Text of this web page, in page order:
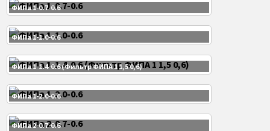
Кипятильные (конвективные) трубы ДКВр
Коллектор, камера котла
Коллектор, камера котла ДКВР
Коллектор, камера котла КЕ
ФИПа 1-0.7-0.6
ФИПа 1-1.0-0.6
ФИПа 1-1.4-0.6 (Фильтр ФИПА 1 1,5 0,6)
ФИПа 1-2.0-0.6
ФИПа 2-0.7-0.6